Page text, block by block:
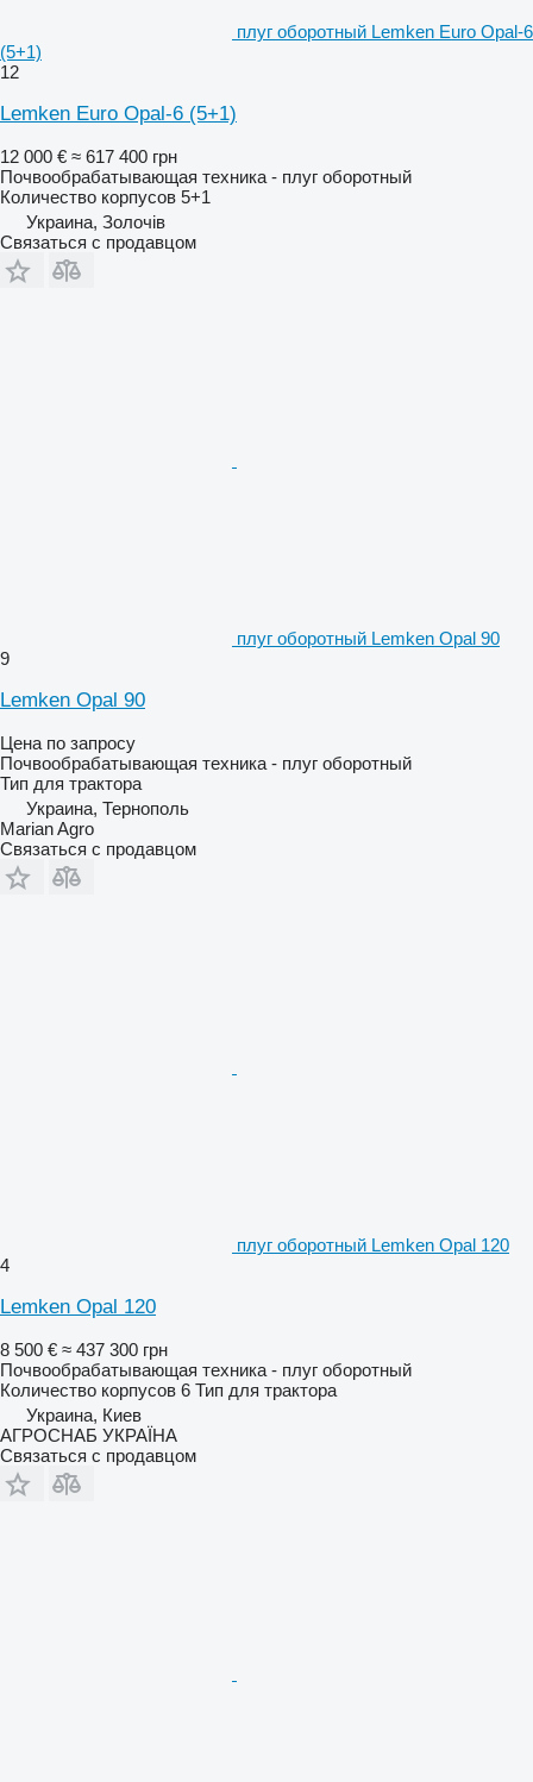
плуг оборотный Lemken Euro Opal-6
(5+1)
12
Lemken Euro Opal-6 (5+1)
12 000 € ≈ 617 400 грн
Почвообрабатывающая техника - плуг оборотный
Количество корпусов 5+1
Украина, Золочів
Связаться с продавцом
плуг оборотный Lemken Opal 90
9
Lemken Opal 90
Цена по запросу
Почвообрабатывающая техника - плуг оборотный
Тип для трактора
Украина, Тернополь
Marian Agro
Связаться с продавцом
плуг оборотный Lemken Opal 120
4
Lemken Opal 120
8 500 € ≈ 437 300 грн
Почвообрабатывающая техника - плуг оборотный
Количество корпусов 6 Тип для трактора
Украина, Киев
АГРОСНАБ УКРАЇНА
Связаться с продавцом